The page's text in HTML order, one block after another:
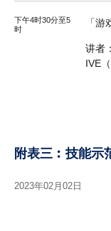
下午4时30分至5
时
「
讲者：
IVE
附表三︰技能示
2023年02月02日